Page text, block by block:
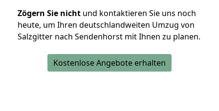
Zögern Sie nicht und kontaktieren Sie uns noch
heute, um Ihren deutschlandweiten Umzug von
Salzgitter nach Sendenhorst mit Ihnen zu planen.
Kostenlose Angebote erhalten